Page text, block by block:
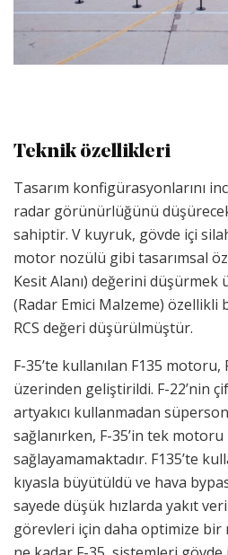
Teknik özellikleri
Tasarım konfigürasyonlarını
radar görünürlüğünü
sahiptir. V kuyruk, gövde içi
motor nozülü gibi tasarımsal
Kesit Alanı) değerini düşürmek
(Radar Emici Malzeme)
RCS değeri düşürülmüştür.
F-35’te kullanılan F135 motoru,
üzerinden geliştirildi. F-22’nin
artyakıcı kullanmadan
sağlanırken, F-35’in tek
sağlayamamaktadır. F135’te
kıyasla büyütüldü ve hava
sayede düşük hızlarda yakıt
görevleri için daha optimize